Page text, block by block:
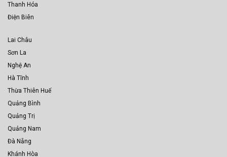
Thanh Hóa
Điện Biên
Lai Châu
Sơn La
Nghệ An
Hà Tĩnh
Thừa Thiên Huế
Quảng Bình
Quảng Trị
Quảng Nam
Đà Nẵng
Khánh Hòa